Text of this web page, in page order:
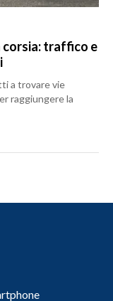
corsia: traffico e
a trovare vie
raggiungere la